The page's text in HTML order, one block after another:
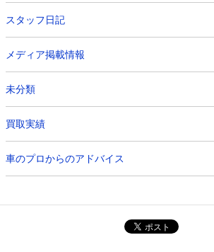
スタッフ日記
メディア掲載情報
未分類
買取実績
車のプロからのアドバイス